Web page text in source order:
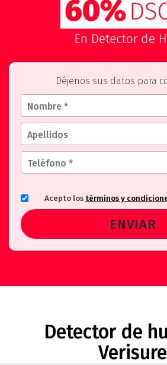
Déjenos sus datos para
Acepto los términos y
Detector de
Verisure